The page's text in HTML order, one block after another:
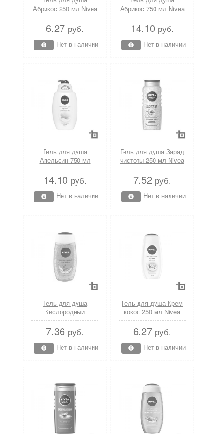
Абрикос 250 мл Nivea
6.27 руб.
Нет в наличии
Абрикос 750 мл Nivea
14.10 руб.
Нет в наличии
Гель для душа
Апельсин 750 мл
Nivea
14.10 руб.
Нет в наличии
Гель для душа Заряд
чистоты 250 мл Nivea
7.52 руб.
Нет в наличии
Гель для душа
Кислородный
коктейль 250 мл Nivea
7.36 руб.
Нет в наличии
Гель для душа Крем
кокос 250 мл Nivea
6.27 руб.
Нет в наличии